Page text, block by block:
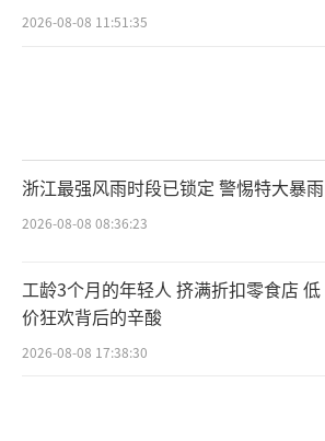
2026-08-08 11:51:35
浙江最强风雨时段已锁定 警惕特大暴雨
2026-08-08 08:36:23
工龄3个月的年轻人 挤满折扣零食店 低
价狂欢背后的辛酸
2026-08-08 17:38:30